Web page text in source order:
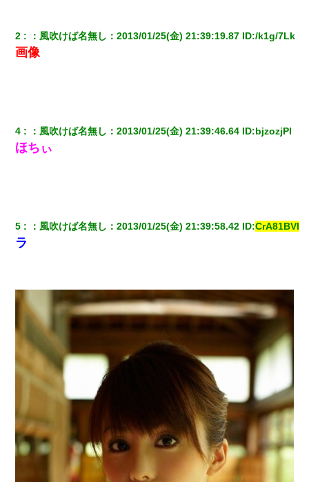
2 ： 風吹けば名無し ：2013/01/25(金) 21:39:19.87 ID:/k1g/7Lk
画像
4 ： 風吹けば名無し ：2013/01/25(金) 21:39:46.64 ID:bjzozjPl
ほちぃ
5 ： 風吹けば名無し ：2013/01/25(金) 21:39:58.42 ID:CrA81BVl
ラ